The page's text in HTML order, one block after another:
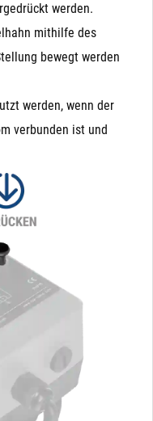
werden.
mithilfe des
bewegt werden
werden, wenn der
verbunden ist und